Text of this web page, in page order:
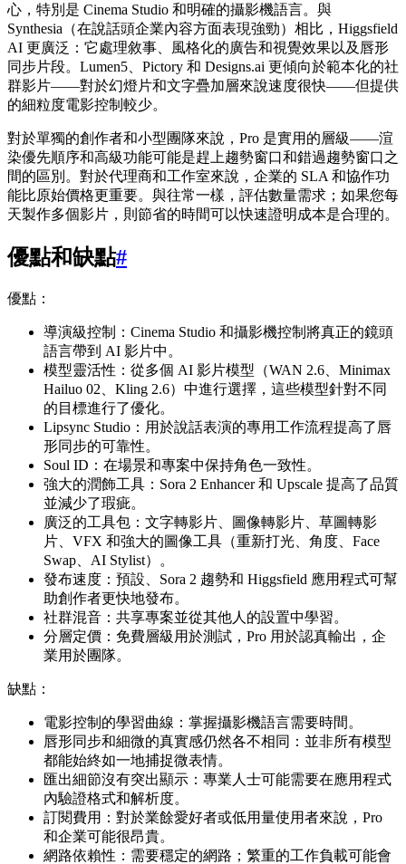
心，特別是 Cinema Studio 和明確的攝影機語言。與
Synthesia（在說話頭企業內容方面表現強勁）相比，Higgsfield
AI 更廣泛：它處理敘事、風格化的廣告和視覺效果以及唇形
同步片段。Lumen5、Pictory 和 Designs.ai 更傾向於範本化的社
群影片——對於幻燈片和文字疊加層來說速度很快——但提供
的細粒度電影控制較少。
對於單獨的創作者和小型團隊來說，Pro 是實用的層級——渲
染優先順序和高級功能可能是趕上趨勢窗口和錯過趨勢窗口之
間的區別。對於代理商和工作室來說，企業的 SLA 和協作功
能比原始價格更重要。與往常一樣，評估數量需求；如果您每
天製作多個影片，則節省的時間可以快速證明成本是合理的。
優點和缺點#
優點：
導演級控制：Cinema Studio 和攝影機控制將真正的鏡頭
語言帶到 AI 影片中。
模型靈活性：從多個 AI 影片模型（WAN 2.6、Minimax
Hailuo 02、Kling 2.6）中進行選擇，這些模型針對不同
的目標進行了優化。
Lipsync Studio：用於說話表演的專用工作流程提高了唇
形同步的可靠性。
Soul ID：在場景和專案中保持角色一致性。
強大的潤飾工具：Sora 2 Enhancer 和 Upscale 提高了品質
並減少了瑕疵。
廣泛的工具包：文字轉影片、圖像轉影片、草圖轉影
片、VFX 和強大的圖像工具（重新打光、角度、Face
Swap、AI Stylist）。
發布速度：預設、Sora 2 趨勢和 Higgsfield 應用程式可幫
助創作者更快地發布。
社群混音：共享專案並從其他人的設置中學習。
分層定價：免費層級用於測試，Pro 用於認真輸出，企
業用於團隊。
缺點：
電影控制的學習曲線：掌握攝影機語言需要時間。
唇形同步和細微的真實感仍然各不相同：並非所有模型
都能始終如一地捕捉微表情。
匯出細節沒有突出顯示：專業人士可能需要在應用程式
內驗證格式和解析度。
訂閱費用：對於業餘愛好者或低用量使用者來說，Pro
和企業可能很昂貴。
網路依賴性：需要穩定的網路；繁重的工作負載可能會